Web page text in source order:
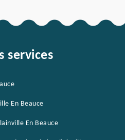
services
En Beauce
En Beauce